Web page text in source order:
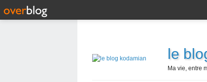
le
Ma vie, entre